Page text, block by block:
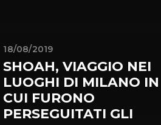
18/08/2019
SHOAH, VIAGGIO NEI
LUOGHI DI MILANO IN
CUI FURONO
PERSEGUITATI GLI